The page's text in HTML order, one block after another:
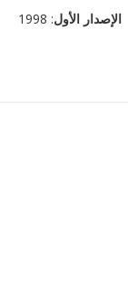
الإصدار الأول: 1998